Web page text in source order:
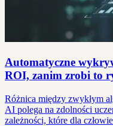
Automatyczne
ROI, zanim zrobi to
Różnica między zwykłym
AI polega na zdolności
zależności, które dla